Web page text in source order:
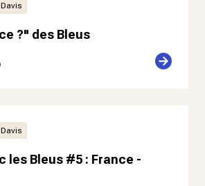
?" des Bleus
les Bleus #5 : France -